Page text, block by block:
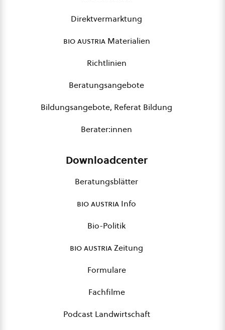
Direktvermarktung
bio austriaMaterialien
Richtlinien
Beratungsangebote
Bildungsangebote, Referat Bildung
Berater:innen
Downloadcenter
Beratungsblätter
bio austria Info
Bio-Politik
bio austriaZeitung
Formulare
Fachfilme
Podcast Landwirtschaft